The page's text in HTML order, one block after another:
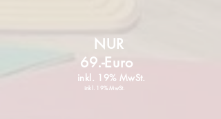
inkl. 19% MwSt.
69.-Euro
inkl. 19% MwSt.
NUR